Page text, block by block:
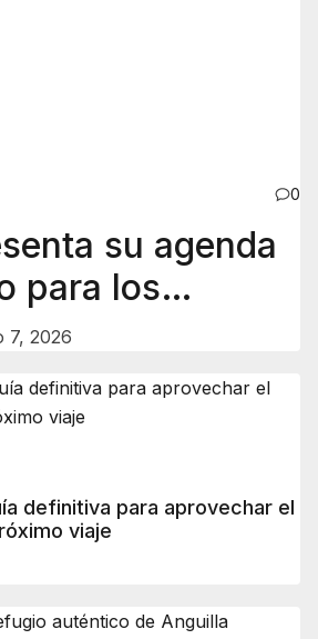
0
su agenda
para los
días del
Abelardo
7, 2026
definitiva para aprovechar el
viaje